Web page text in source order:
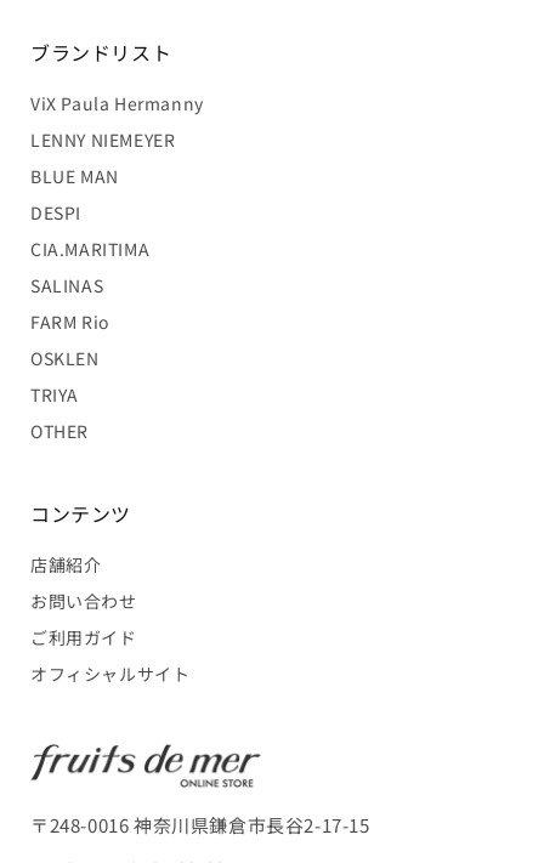
ブランドリスト
ViX Paula Hermanny
LENNY NIEMEYER
BLUE MAN
DESPI
CIA.MARITIMA
SALINAS
FARM Rio
OSKLEN
TRIYA
OTHER
コンテンツ
店舗紹介
お問い合わせ
ご利用ガイド
オフィシャルサイト
〒248-0016 神奈川県鎌倉市長谷2-17-15